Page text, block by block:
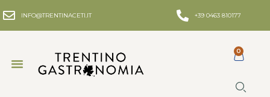
INFO@TRENTINACETI.IT +39 0463 810177
0